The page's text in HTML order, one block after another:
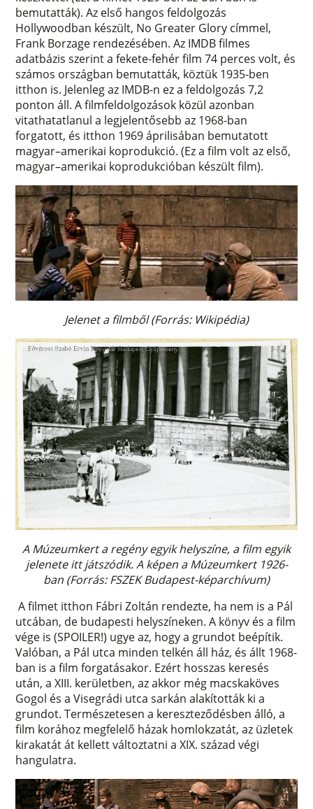
bemutatták). Az első hangos feldolgozás
Hollywoodban készült, No Greater Glory címmel,
Frank Borzage rendezésében. Az IMDB filmes
adatbázis szerint a fekete-fehér film 74 perces volt, és
számos országban bemutatták, köztük 1935-ben
itthon is. Jelenleg az IMDB-n ez a feldolgozás 7,2
ponton áll. A filmfeldolgozások közül azonban
vitathatatlanul a legjelentősebb az 1968-ban
forgatott, és itthon 1969 áprilisában bemutatott
magyar–amerikai koprodukció. (Ez a film volt az első,
magyar–amerikai koprodukcióban készült film).
Jelenet a filmből (Forrás: Wikipédia)
A Múzeumkert a regény egyik helyszíne, a film egyik
jelenete itt játszódik. A képen a Múzeumkert 1926-
ban (Forrás: FSZEK Budapest-képarchívum)
A filmet itthon Fábri Zoltán rendezte, ha nem is a Pál
utcában, de budapesti helyszíneken. A könyv és a film
vége is (SPOILER!) ugye az, hogy a grundot beépítik.
Valóban, a Pál utca minden telkén áll ház, és állt 1968-
ban is a film forgatásakor. Ezért hosszas keresés
után, a XIII. kerületben, az akkor még macskaköves
Gogol és a Visegrádi utca sarkán alakították ki a
grundot. Természetesen a kereszteződésben álló, a
film korához megfelelő házak homlokzatát, az üzletek
kirakatát át kellett változtatni a XIX. század végi
hangulatra.